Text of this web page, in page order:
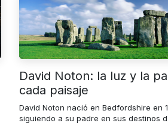
David Noton: la luz y la
cada paisaje
David Noton nació en Bedfordshire en
siguiendo a su padre en sus destinos